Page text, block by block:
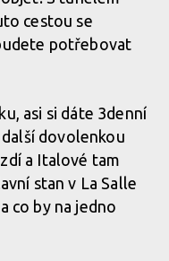
z Aosty do Aosty -
z Aosty do Aosty -
z Aosty do Aosty -
z Aosty do Aosty -
z Aosty do Aosty -
cestou se
potřebovat
asi si dáte 3denní
dovolenkou
a Italové tam
stan v La Salle
co by na jedno